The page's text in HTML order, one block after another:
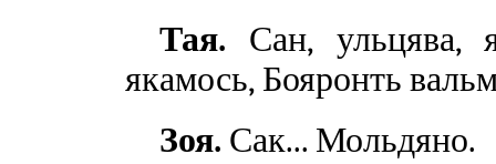
Тая. Сан, ульцява,
якамось, Бояронть
Зоя. Сак... Мольдяно.